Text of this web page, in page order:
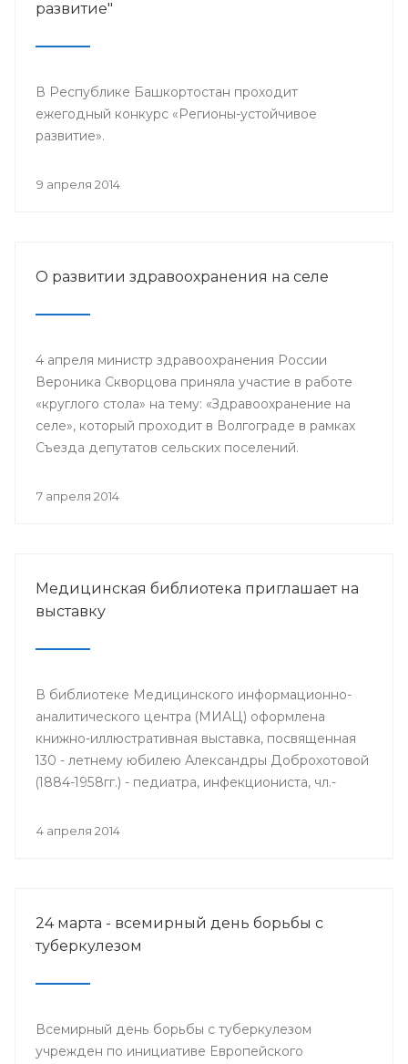
развитие"
В Республике Башкортостан проходит
ежегодный конкурс «Регионы-устойчивое
развитие».
9 апреля 2014
О развитии здравоохранения на селе
4 апреля министр здравоохранения России
Вероника Скворцова приняла участие в работе
«круглого стола» на тему: «Здравоохранение на
селе», который проходит в Волгограде в рамках
Съезда депутатов сельских поселений.
7 апреля 2014
Медицинская библиотека приглашает на
выставку
В библиотеке Медицинского информационно-
аналитического центра (МИАЦ) оформлена
книжно-иллюстративная выставка, посвященная
130 - летнему юбилею Александры Доброхотовой
(1884-1958гг.) - педиатра, инфекциониста, чл.-
деятеля науки РСФСР.
4 апреля 2014
24 марта - всемирный день борьбы с
туберкулезом
Всемирный день борьбы с туберкулезом
учрежден по инициативе Европейского